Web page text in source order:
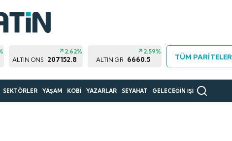
ALTIN ONS 207152.8
2.62%
ALTIN GR 6660.5
2.59%
TÜM PARİTELER
SEKTÖRLER YAŞAM KOBİ YAZARLAR SEYAHAT GELECEĞİN İŞİ